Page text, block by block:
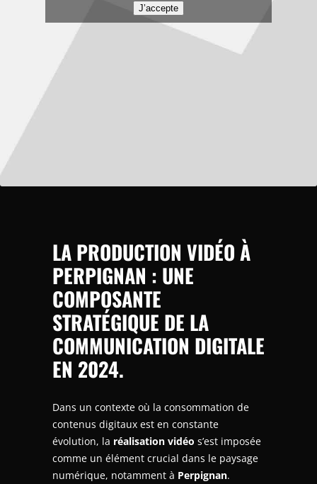
J’accepte
LAPRODUCTION VIDÉO À
PERPIGNAN : UNE
COMPOSANTE
STRATÉGIQUE DE LA
COMMUNICATION DIGITALE
EN 2024.
Dans un contexte où la consommation de
contenus digitaux est en constante
évolution, la réalisation vidéo s’est imposée
comme un élément crucial dans le paysage
numérique, notamment à Perpignan.